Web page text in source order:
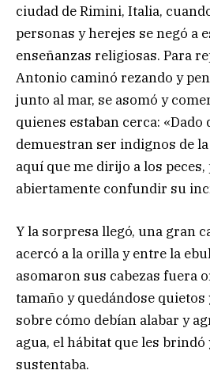
ciudad de Rimini, Italia,
personas y herejes se negó a
enseñanzas religiosas. Para
Antonio caminó rezando y
junto al mar, se asomó y
quienes estaban cerca: «Dado
demuestran ser indignos de la
aquí que me dirijo a los peces,
abiertamente confundir su
Y la sorpresa llegó, una gran
acercó a la orilla y entre la
asomaron sus cabezas fuera
tamaño y quedándose quietos
sobre cómo debían alabar y
agua, el hábitat que les brindó
sustentaba.